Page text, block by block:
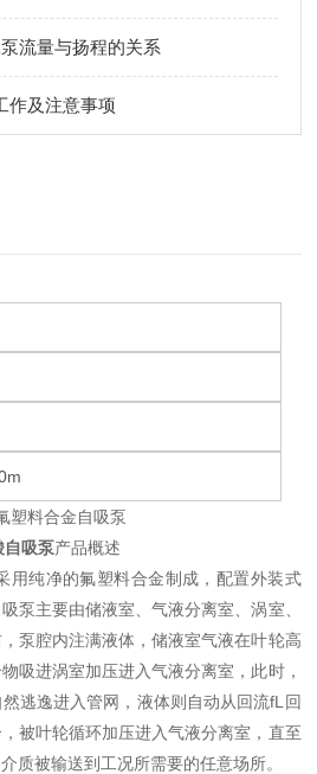
流量与扬程的关系
作及注意事项
塑料合金自吸泵
自吸泵产品概述
用纯净的氟塑料合金制成，配置外装式
泵主要由储液室、气液分离室、涡室、
泵腔内注满液体，储液室气液在叶轮高
吸进涡室加压进入气液分离室，此时，
逃逸进入管网，液体则自动从回流fL回
被叶轮循环加压进入气液分离室，直至
质被输送到工况所需要的任意场所。